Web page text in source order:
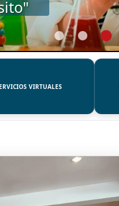
VIRTUALES